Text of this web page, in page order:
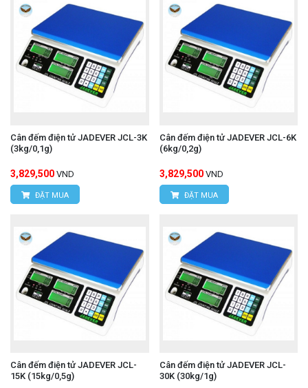
Cân đếm điện tử JADEVER JCL-3K
(3kg/0,1g)
3,829,500 VND
ĐẶT MUA
Cân đếm điện tử JADEVER JCL-6K
(6kg/0,2g)
3,829,500 VND
ĐẶT MUA
Cân đếm điện tử JADEVER JCL-
15K (15kg/0,5g)
Cân đếm điện tử JADEVER JCL-
30K (30kg/1g)